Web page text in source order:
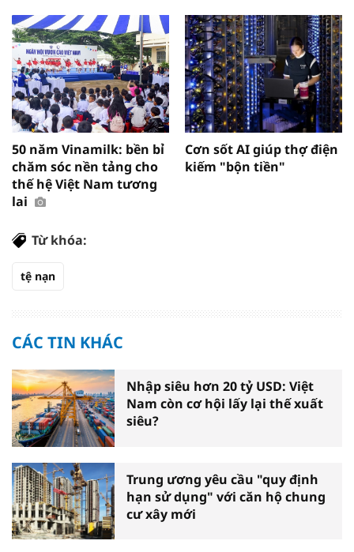
50 năm Vinamilk: bền bỉ
chăm sóc nền tảng cho
thế hệ Việt Nam tương
lai
Cơn sốt AI giúp thợ điện
kiếm "bộn tiền"
Từ khóa:
tệ nạn
CÁC TIN KHÁC
Nhập siêu hơn 20 tỷ USD: Việt
Nam còn cơ hội lấy lại thế xuất
siêu?
Trung ương yêu cầu "quy định
hạn sử dụng" với căn hộ chung
cư xây mới